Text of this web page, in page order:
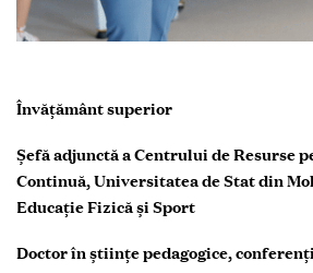
Învățământ superior
Șefă adjunctă a Centrului de Resurse
Continuă, Universitatea de Stat din
Educație Fizică și Sport
Doctor în științe pedagogice,